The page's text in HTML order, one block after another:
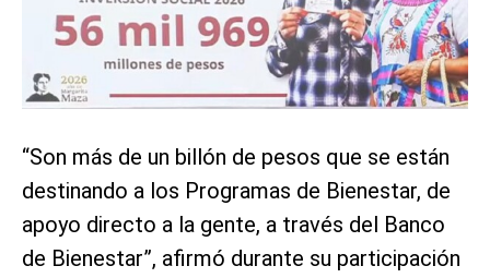
“Son más de un billón de pesos que se están
destinando a los Programas de Bienestar, de
apoyo directo a la gente, a través del Banco
de Bienestar”, afirmó durante su participación